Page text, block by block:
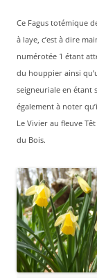
Ce Fagus totémique
à laye, c’est à dire
numérotée 1 étant
du houppier ainsi
seigneuriale en étant
également à noter
Le Vivier au fleuve
du Bois.